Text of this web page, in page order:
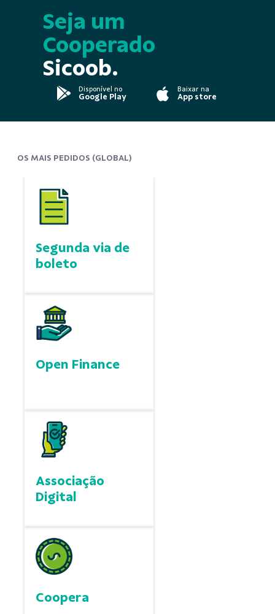
Seja um
Cooperado
Sicoob.
Disponível no
Google Play
Baixar na
App store
OS MAIS PEDIDOS (GLOBAL)
Segunda via de
boleto
Open Finance
Associação
Digital
Coopera